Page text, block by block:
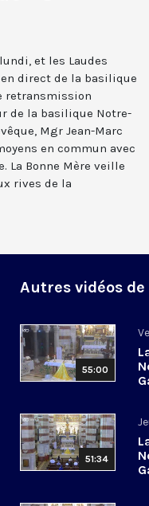
et les Laudes
direct de la basilique
retransmission
de la basilique Notre-
Mgr Jean-Marc
en commun avec
La Bonne Mère veille
rives de la
Autres vidéos
55:00
51:34